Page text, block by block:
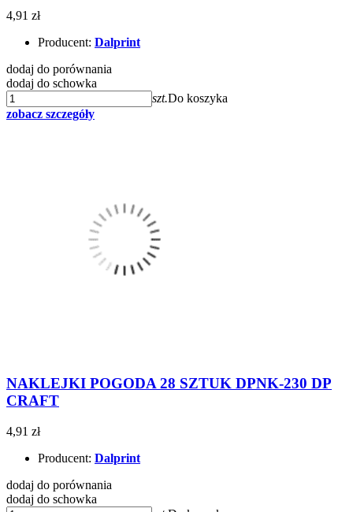
4,91 zł
Producent: Dalprint
dodaj do porównania
dodaj do schowka
szt.Do koszyka
zobacz szczegóły
NAKLEJKI POGODA 28 SZTUK DPNK-230 DP
CRAFT
4,91 zł
Producent: Dalprint
dodaj do porównania
dodaj do schowka